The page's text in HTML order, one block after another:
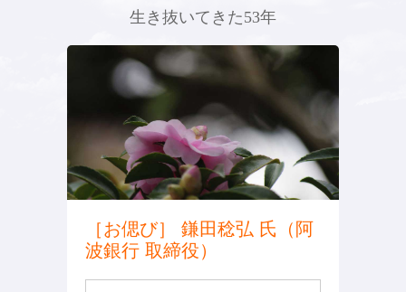
生き抜いてきた53年
［お偲び］ 鎌田稔弘 氏（阿
波銀行 取締役）